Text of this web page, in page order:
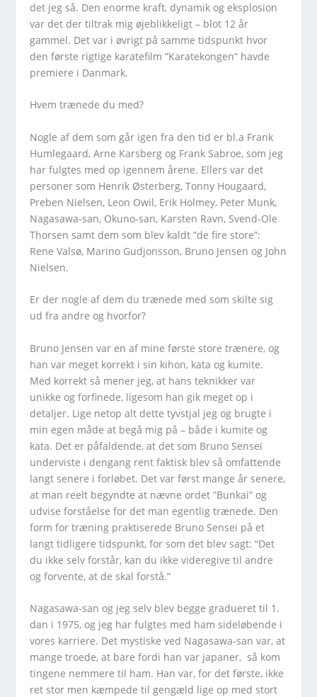
det jeg så. Den enorme kraft, dynamik og eksplosion
var det der tiltrak mig øjeblikkeligt – blot 12 år
gammel. Det var i øvrigt på samme tidspunkt hvor
den første rigtige karatefilm ”Karatekongen” havde
premiere i Danmark.
Hvem trænede du med?
Nogle af dem som går igen fra den tid er bl.a Frank
Humlegaard, Arne Karsberg og Frank Sabroe, som jeg
har fulgtes med op igennem årene. Ellers var det
personer som Henrik Østerberg, Tonny Hougaard,
Preben Nielsen, Leon Owil, Erik Holmey, Peter Munk,
Nagasawa-san, Okuno-san, Karsten Ravn, Svend-Ole
Thorsen samt dem som blev kaldt ”de fire store”:
Rene Valsø, Marino Gudjonsson, Bruno Jensen og John
Nielsen.
Er der nogle af dem du trænede med som skilte sig
ud fra andre og hvorfor?
Bruno Jensen var en af mine første store trænere, og
han var meget korrekt i sin kihon, kata og kumite.
Med korrekt så mener jeg, at hans teknikker var
unikke og forfinede, ligesom han gik meget op i
detaljer. Lige netop alt dette tyvstjal jeg og brugte i
min egen måde at begå mig på – både i kumite og
kata. Det er påfaldende, at det som Bruno Sensei
underviste i dengang rent faktisk blev så omfattende
langt senere i forløbet. Det var først mange år senere,
at man reelt begyndte at nævne ordet ”Bunkai” og
udvise forståelse for det man egentlig trænede. Den
form for træning praktiserede Bruno Sensei på et
langt tidligere tidspunkt, for som det blev sagt: “Det
du ikke selv forstår, kan du ikke videregive til andre
og forvente, at de skal forstå.”
Nagasawa-san og jeg selv blev begge gradueret til 1.
dan i 1975, og jeg har fulgtes med ham sideløbende i
vores karriere. Det mystiske ved Nagasawa-san var, at
mange troede, at bare fordi han var japaner, så kom
tingene nemmere til ham. Han var, for det første, ikke
ret stor men kæmpede til gengæld lige op med stort